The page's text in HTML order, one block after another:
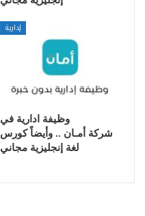
إدارية
وظيفة ادارية في
شركة أمـان .. وأيضاً كورس
لغة إنجليزية مجاني